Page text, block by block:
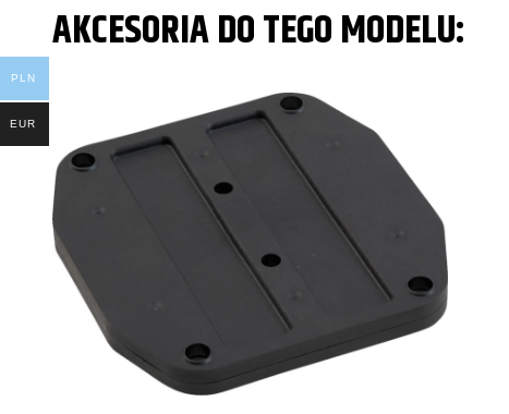
AKCESORIA DO TEGO MODELU:
PLN
EUR